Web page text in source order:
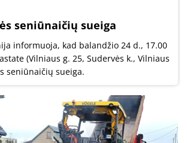
seniūnaičių sueiga
informuoja, kad balandžio 24 d., 17.00
(Vilniaus g. 25, Sudervės k., Vilniaus
seniūnaičių sueiga.